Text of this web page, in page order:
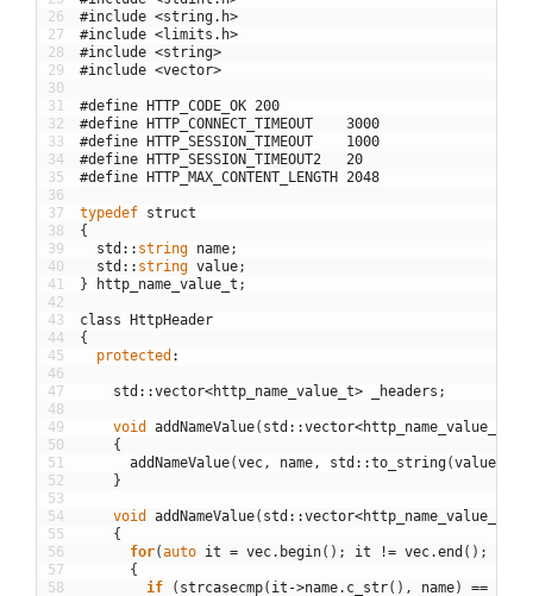
26
27
28
29
30
31
32
33
34
35
36
37
38
39
40
41
42
43
44
45
46
47
48
49
50
51
52
53
54
55
56
57
58
#include <string.h>
#include <limits.h>
#include <string>
#include <vector>
#define HTTP_CODE_OK 200
#define HTTP_CONNECT_TIMEOUT    3000
#define HTTP_SESSION_TIMEOUT    1000
#define HTTP_SESSION_TIMEOUT2   20
#define HTTP_MAX_CONTENT_LENGTH 2048
typedef struct
{
std :: string name;
std :: string value;
}
http_name_value_t ;
class
HttpHeader
{
protected :
std ::vector<http_name_value_t> _headers ;
void addNameValue( std ::vector<http_name_value_t
{
addNameValue(vec, name, std ::to_string(value
}
void addNameValue( std ::vector<http_name_value_t
{
for(auto it = vec. begin( ) ; it != vec.end ( ) ;
{
if
( strcasecmp( it ->name. c_str( ) , name) ==